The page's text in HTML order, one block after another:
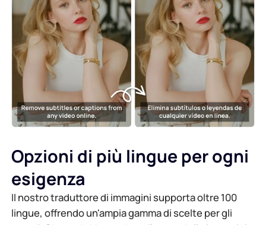
Opzioni di più lingue per ogni
esigenza
Il nostro traduttore di immagini supporta oltre 100
lingue, offrendo un'ampia gamma di scelte per gli